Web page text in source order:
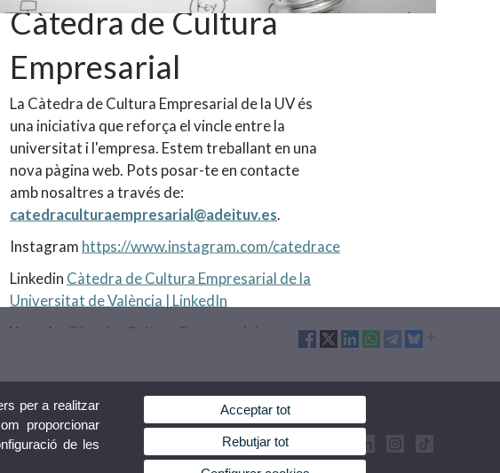
Càtedra de Cultura
Empresarial
La Càtedra de Cultura Empresarial de la UV és
una iniciativa que reforça el vincle entre la
universitat i l'empresa. Estem treballant en una
nova pàgina web. Pots posar-te en contacte
amb nosaltres a través de:
catedraculturaempresarial@adeituv.es
Instagram https://www.instagram.com/catedrace
Linkedin Càtedra de Cultura Empresarial de la
Universitat de València | LinkedIn
Youtube
Càtedra Cultura Empresarial
per a realitzar
proporcionar
de les
Acceptar tot
Rebutjar tot